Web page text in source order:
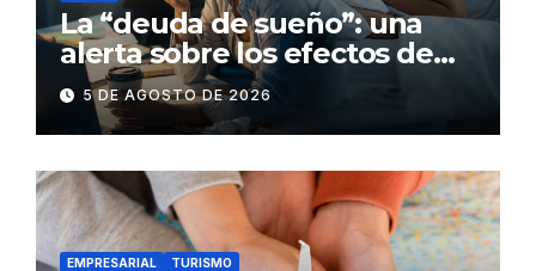
La “deuda de sueño”: una
alerta sobre los efectos de
dormir mal en la salud física y
mental
5 DE AGOSTO DE 2026
EMPRESARIAL TURISMO